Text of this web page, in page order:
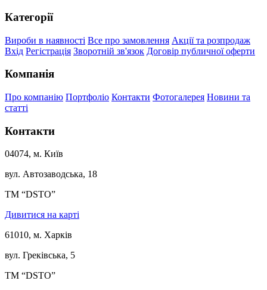
Категорії
Вироби в наявності Все про замовлення Акції та розпродаж
Вхід Регістрація Зворотній зв'язок Договір публичної оферти
Компанія
Про компанію Портфоліо Контакти Фотогалерея Новини та
статті
Контакти
04074, м. Київ
вул. Автозаводська, 18
ТМ “DSTO”
Дивитися на карті
61010, м. Харків
вул. Греківська, 5
ТМ “DSTO”